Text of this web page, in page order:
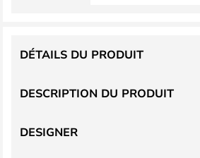
DESCRIPTION DU PRODUIT
DÉTAILS DU PRODUIT
DESIGNER